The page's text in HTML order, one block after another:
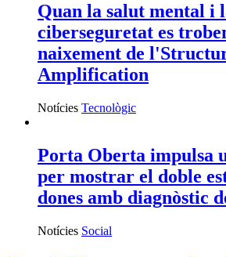
Quan la salut mental i
ciberseguretat es
naixement de
Amplification
Notícies Tecnològic
Porta Oberta impulsa
per mostrar el doble
dones amb diagnòstic
Notícies Social